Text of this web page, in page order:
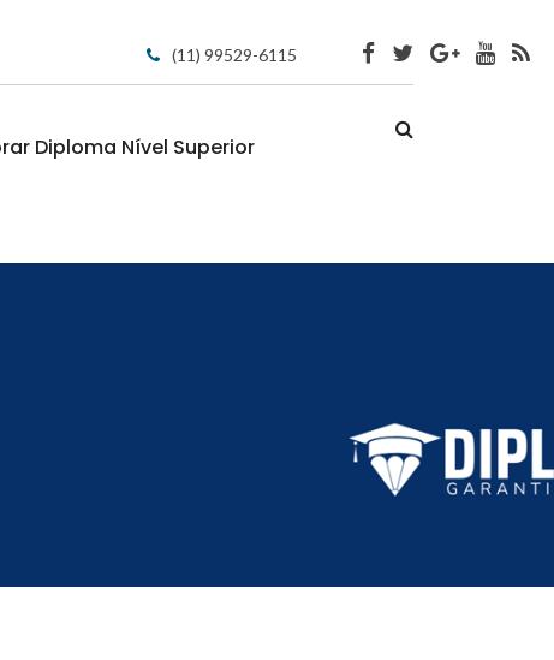
(11) 99529-6115
Diploma Nível Superior